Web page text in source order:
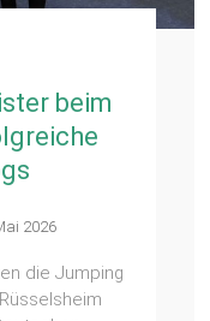
beim
2026
die Jumping